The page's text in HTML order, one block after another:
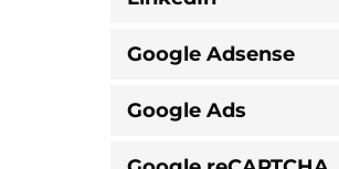
Google Adsense
Google Ads